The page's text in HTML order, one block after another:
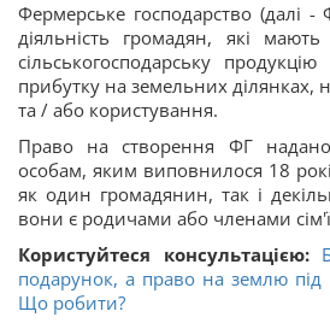
Фермерське господарство (далі
діяльність громадян, які
сільськогосподарську
прибутку на земельних ділянках,
та / або користування.
Право на створення ФГ
особам, яким виповнилося 18
як один громадянин, так і
вони є родичами або членами
Користуйтеся консультацією:
подарунок, а право на землю
Що робити?